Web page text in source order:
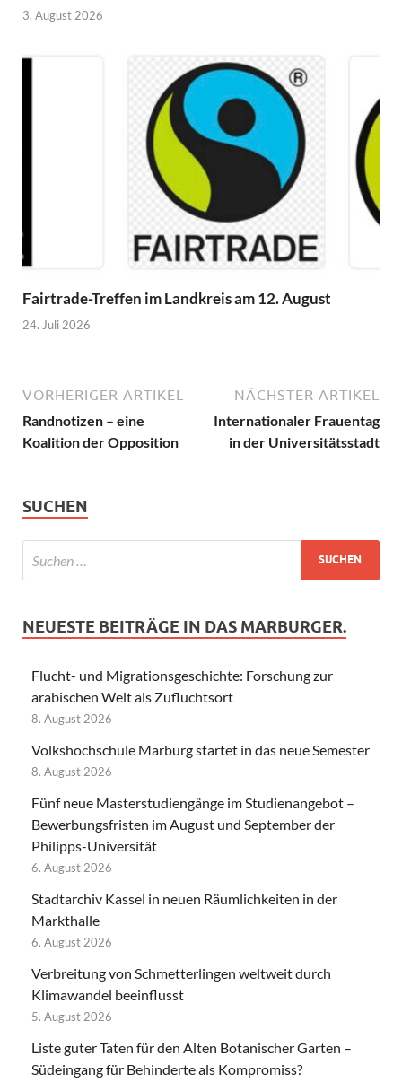
3. August 2026
Fairtrade-Treffen im Landkreis am 12. August
24. Juli 2026
VORHERIGER ARTIKEL
Randnotizen – eine
Koalition der Opposition
NÄCHSTER ARTIKEL
Internationaler Frauentag
in der Universitätsstadt
SUCHEN
NEUESTE BEITRÄGE IN DAS MARBURGER.
Flucht- und Migrationsgeschichte: Forschung zur
arabischen Welt als Zufluchtsort
8. August 2026
Volkshochschule Marburg startet in das neue Semester
8. August 2026
Fünf neue Masterstudiengänge im Studienangebot –
Bewerbungsfristen im August und September der
Philipps-Universität
6. August 2026
Stadtarchiv Kassel in neuen Räumlichkeiten in der
Markthalle
6. August 2026
Verbreitung von Schmetterlingen weltweit durch
Klimawandel beeinflusst
5. August 2026
Liste guter Taten für den Alten Botanischer Garten –
Südeingang für Behinderte als Kompromiss?